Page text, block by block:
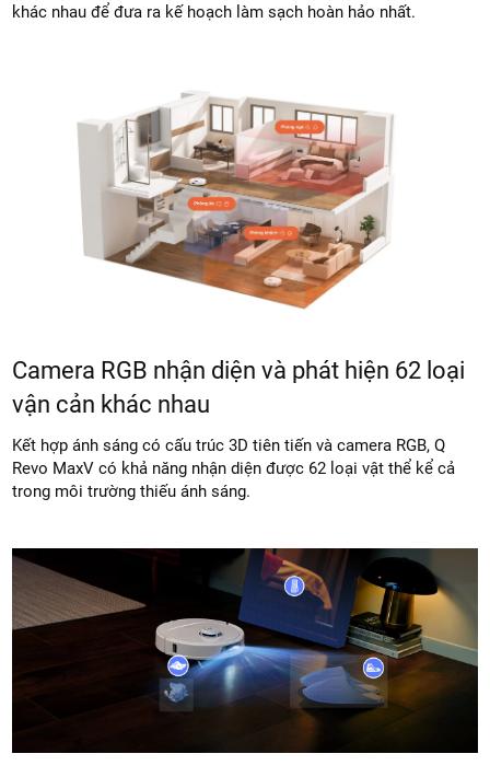
khác nhau để đưa ra kế hoạch làm sạch hoàn hảo nhất.
Camera RGB nhận diện và phát hiện 62 loại
vận cản khác nhau
Kết hợp ánh sáng có cấu trúc 3D tiên tiến và camera RGB, Q
Revo MaxV có khả năng nhận diện được 62 loại vật thể kể cả
trong môi trường thiếu ánh sáng.